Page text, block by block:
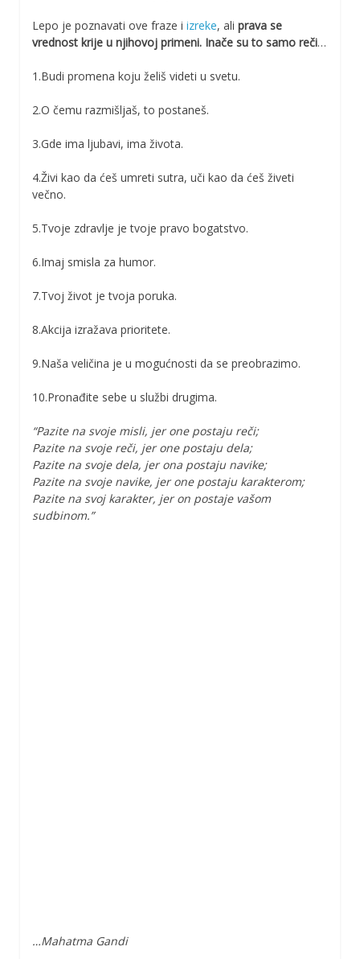
Lepo je poznavati ove fraze i izreke, ali prava se
vrednost krije u njihovoj primeni. Inače su to samo reči…
1.Budi promena koju želiš videti u svetu.
2.O čemu razmišljaš, to postaneš.
3.Gde ima ljubavi, ima života.
4.Živi kao da ćeš umreti sutra, uči kao da ćeš živeti
večno.
5.Tvoje zdravlje je tvoje pravo bogatstvo.
6.Imaj smisla za humor.
7.Tvoj život je tvoja poruka.
8.Akcija izražava prioritete.
9.Naša veličina je u mogućnosti da se preobrazimo.
10.Pronađite sebe u službi drugima.
“Pazite na svoje misli, jer one postaju reči;
Pazite na svoje reči, jer one postaju dela;
Pazite na svoje dela, jer ona postaju navike;
Pazite na svoje navike, jer one postaju karakterom;
Pazite na svoj karakter, jer on postaje vašom
sudbinom.”
…Mahatma Gandi